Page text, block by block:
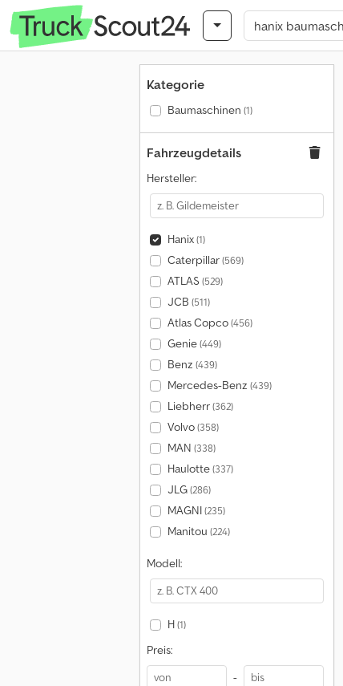
Kategorie
Baumaschinen (1)
Fahrzeugdetails
Hersteller:
Hanix(1)
Caterpillar(569)
ATLAS (529)
JCB (511)
Atlas Copco(456)
Genie(449)
Benz (439)
Mercedes-Benz (439)
Liebherr(362)
Volvo(358)
MAN (338)
Haulotte(337)
JLG(286)
MAGNI(235)
Manitou (224)
Modell:
H(1)
Preis:
-